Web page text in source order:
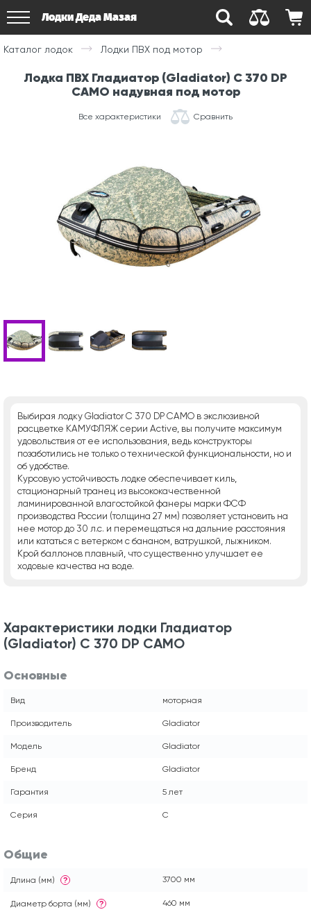
Лодки Деда Мазая
Каталог лодок Лодки ПВХ под мотор
Лодка ПВХ Гладиатор (Gladiator) С 370 DP
CAMO надувная под мотор
Все характеристики Сравнить
Выбирая лодку Gladiator C 370 DP CAMO в экслюзивной
расцветке КАМУФЛЯЖ серии Active, вы получите максимум
удовольствия от ее использования, ведь конструкторы
позаботились не только о технической функциональности, но и
об удобстве.
Курсовую устойчивость лодке обеспечивает киль,
стационарный транец из высококачественной
ламинированной влагостойкой фанеры марки ФСФ
производства России (толщина 27 мм) позволяет установить на
нее мотор до 30 л.с. и перемещаться на дальние расстояния
или кататься с ветерком с бананом, ватрушкой, лыжником.
Крой баллонов плавный, что существенно улучшает ее
ходовые качества на воде.
Характеристики лодки Гладиатор
(Gladiator) С 370 DP CAMO
Основные
Вид моторная
Производитель Gladiator
Модель Gladiator
Бренд Gladiator
Гарантия 5 лет
Серия C
Общие
Длина (мм) ? 3700 мм
Диаметр борта (мм) ? 460 мм